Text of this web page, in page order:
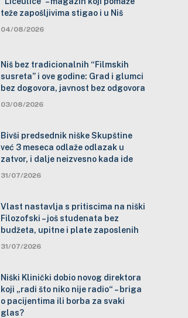
teže zapošljivima stigao i u Niš
04/08/2026
Niš bez tradicionalnih “Filmskih
susreta” i ove godine: Grad i glumci
bez dogovora, javnost bez odgovora
03/08/2026
Bivši predsednik niške Skupštine
već 3 meseca odlaže odlazak u
zatvor, i dalje neizvesno kada ide
31/07/2026
Vlast nastavlja s pritiscima na niški
Filozofski – još studenata bez
budžeta, upitne i plate zaposlenih
31/07/2026
Niški Klinički dobio novog direktora
koji „radi što niko nije radio“ – briga
o pacijentima ili borba za svaki
glas?